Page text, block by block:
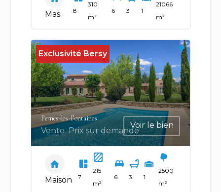
Mas 8
310
m²
6 3 1
21066
m²
Exclusivité Bersy
Pernes-les-Fontaines
Vente Prix sur demande
Voir le bien
Maison 7
215
m²
6 3 1
2500
m²